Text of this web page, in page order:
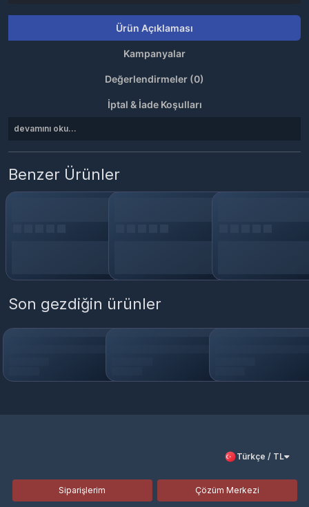
Ürün Açıklaması
Kampanyalar
Değerlendirmeler (0)
İptal & İade Koşulları
devamını oku...
Benzer Ürünler
Son gezdiğin ürünler
Türkçe / TL
Siparişlerim Çözüm Merkezi